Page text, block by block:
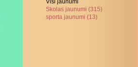
Visi jaunumi
Skolas jaunumi (315)
sporta jaunumi (13)